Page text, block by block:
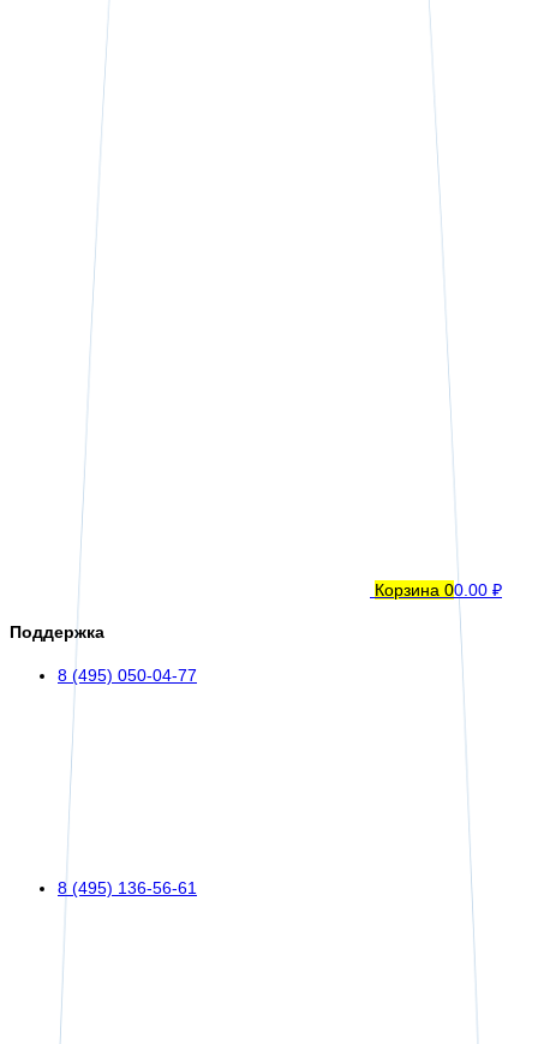
Корзина 00.00 ₽
Поддержка
8 (495) 050-04-77
8 (495) 136-56-61